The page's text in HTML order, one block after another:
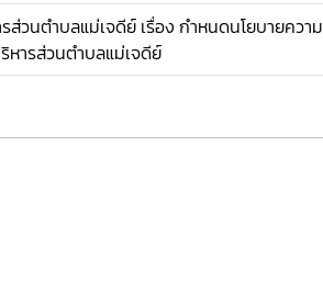
ส่วนตำบลแม่เจดีย์ เรื่อง กำหนดนโยบายความ
หารส่วนตำบลแม่เจดีย์